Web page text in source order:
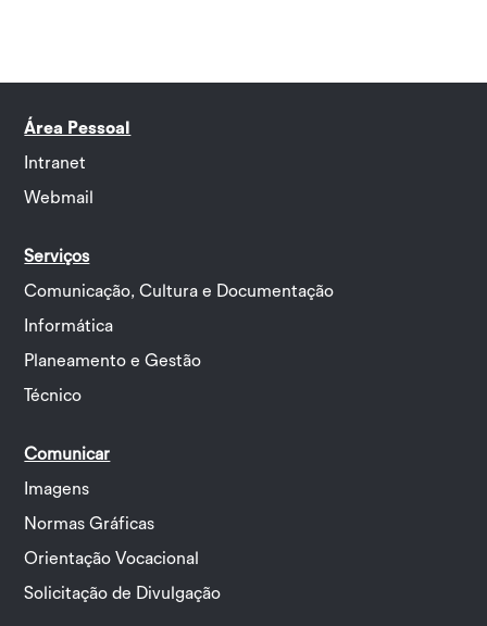
Área Pessoal
Intranet
Webmail
Serviços
Comunicação, Cultura e Documentação
Informática
Planeamento e Gestão
Técnico
Comunicar
Imagens
Normas Gráficas
Orientação Vocacional
Solicitação de Divulgação